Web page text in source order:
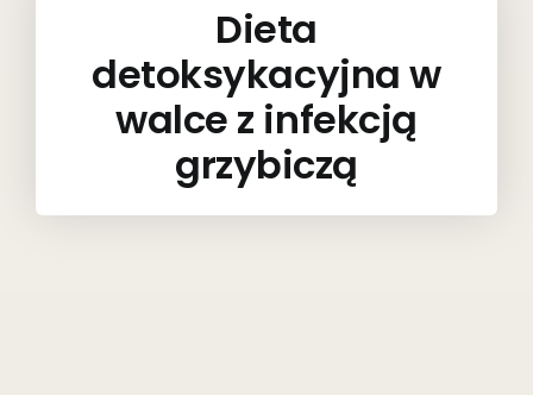
Dieta
detoksykacyjna w
walce z infekcją
grzybiczą